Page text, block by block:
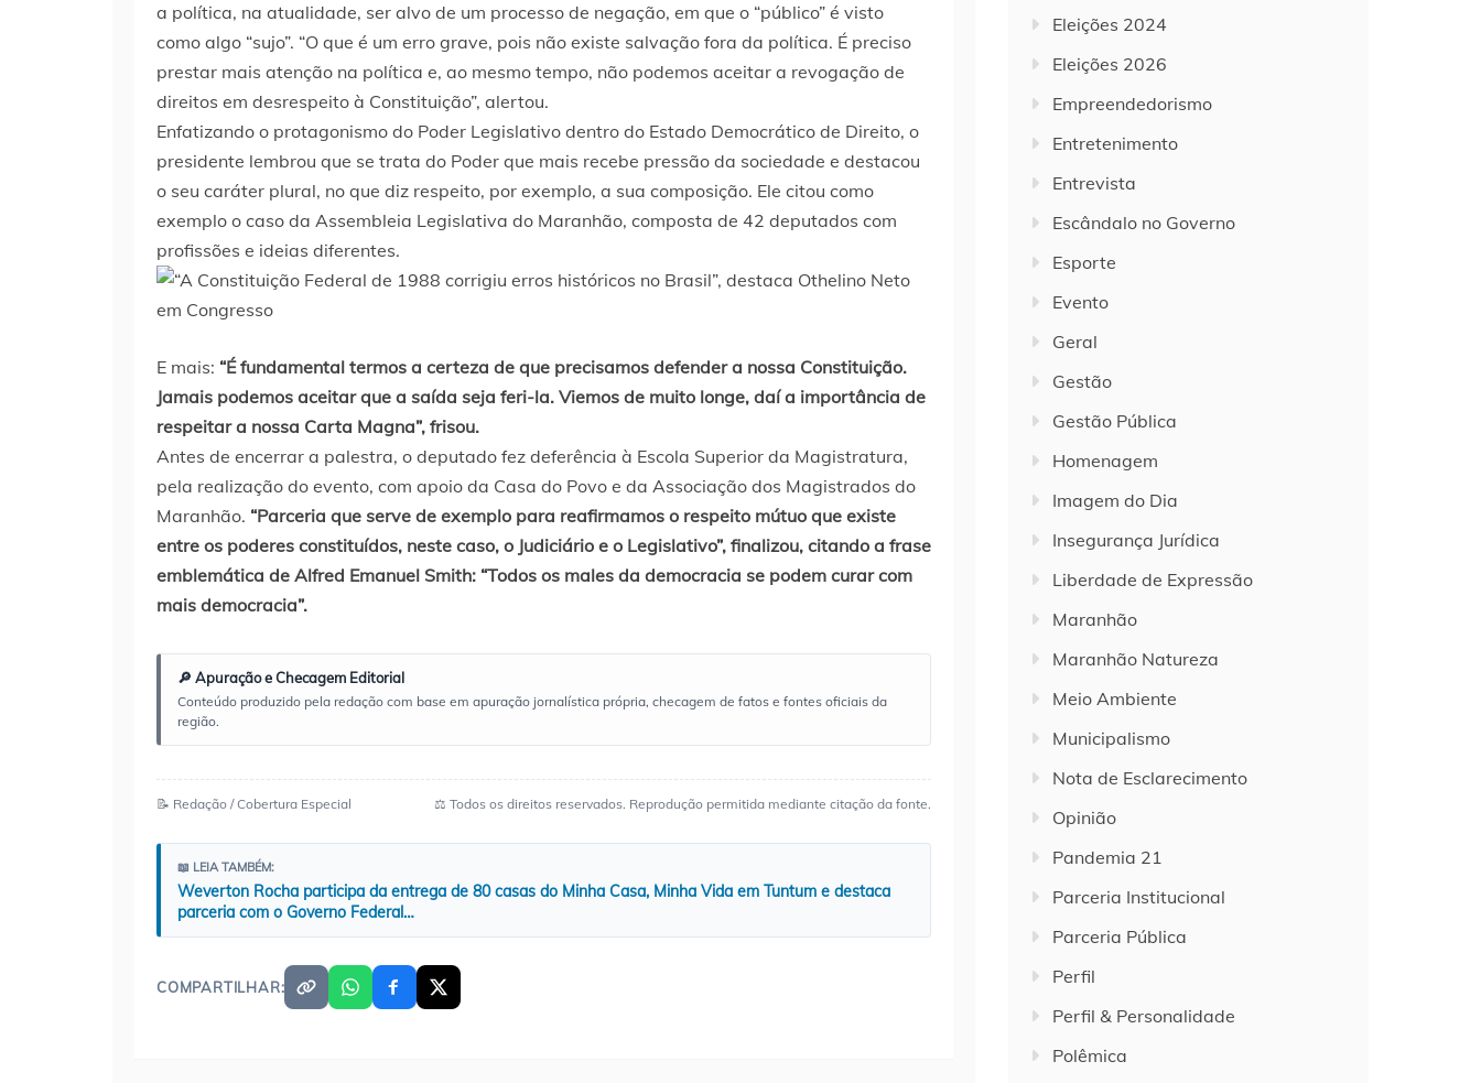
a política, na atualidade, ser alvo de um processo de negação, em que o “público” é visto
como algo “sujo”. “O que é um erro grave, pois não existe salvação fora da política. É preciso
prestar mais atenção na política e, ao mesmo tempo, não podemos aceitar a revogação de
direitos em desrespeito à Constituição”, alertou.
Enfatizando o protagonismo do Poder Legislativo dentro do Estado Democrático de Direito, o
presidente lembrou que se trata do Poder que mais recebe pressão da sociedade e destacou
o seu caráter plural, no que diz respeito, por exemplo, a sua composição. Ele citou como
exemplo o caso da Assembleia Legislativa do Maranhão, composta de 42 deputados com
profissões e ideias diferentes.
E mais: “É fundamental termos a certeza de que precisamos defender a nossa Constituição.
Jamais podemos aceitar que a saída seja feri-la. Viemos de muito longe, daí a importância de
respeitar a nossa Carta Magna”, frisou.
Antes de encerrar a palestra, o deputado fez deferência à Escola Superior da Magistratura,
pela realização do evento, com apoio da Casa do Povo e da Associação dos Magistrados do
Maranhão. “Parceria que serve de exemplo para reafirmamos o respeito mútuo que existe
entre os poderes constituídos, neste caso, o Judiciário e o Legislativo”, finalizou, citando a frase
emblemática de Alfred Emanuel Smith: “Todos os males da democracia se podem curar com
mais democracia”.
🔎 Apuração e Checagem Editorial
Conteúdo produzido pela redação com base em apuração jornalística própria, checagem de fatos e fontes oficiais da
região.
📝 Redação / Cobertura Especial ⚖️ Todos os direitos reservados. Reprodução permitida mediante citação da fonte.
📖 LEIA TAMBÉM:
Weverton Rocha participa da entrega de 80 casas do Minha Casa, Minha Vida em Tuntum e destaca
parceria com o Governo Federal…
COMPARTILHAR:
Eleições 2024
Eleições 2026
Empreendedorismo
Entretenimento
Entrevista
Escândalo no Governo
Esporte
Evento
Geral
Gestão
Gestão Pública
Homenagem
Imagem do Dia
Insegurança Jurídica
Liberdade de Expressão
Maranhão
Maranhão Natureza
Meio Ambiente
Municipalismo
Nota de Esclarecimento
Opinião
Pandemia 21
Parceria Institucional
Parceria Pública
Perfil
Perfil & Personalidade
Polêmica